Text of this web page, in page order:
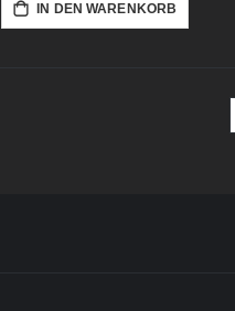
IN DEN WARENKORB